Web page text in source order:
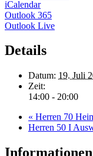
iCalendar
Outlook 365
Outlook Live
Details
Datum: 19. Juli
Zeit:
14:00 - 20:00
« Herren 70
Herren 50 I
Informationen